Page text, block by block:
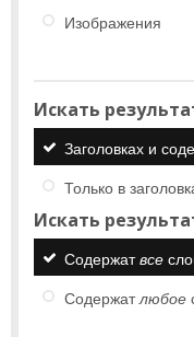
Изображения
Искать
Заголовках и
Только в
Искать
Содержатвсе
Содержатлюбое